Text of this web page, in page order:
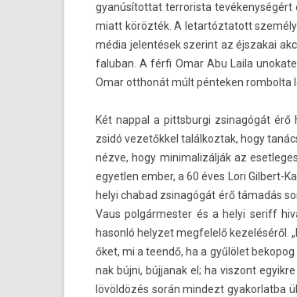
gyanúsítot­tat ter­roris­ta tevékenységért
miatt körözték. A letar­tóztatott
média jelen­tések szerint az éjszakai
faluban. A férfi Omar Abu Laila
Omar otthonát múlt pén­tek­en rom­bolta
Két napp­al a pittsbur­gi zsinagógát
zsidó vezetőkkel talál­koztak, hogy
nézve, hogy minimalizál­ják az
egyetl­en ember, a 60 éves Lori Gilbert-
helyi chabad zsinagógát érő támadás
Vaus pol­gármest­er és a helyi seriff
hasonló helyzet meg­felelő kezeléséről.
őket, mi a teendő, ha a gyűlölet
nak bújni, búj­janak el; ha vis­zont
lövöldözés során min­dezt gyakor­latba